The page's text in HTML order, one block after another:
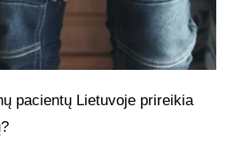
pacientų Lietuvoje prireikia